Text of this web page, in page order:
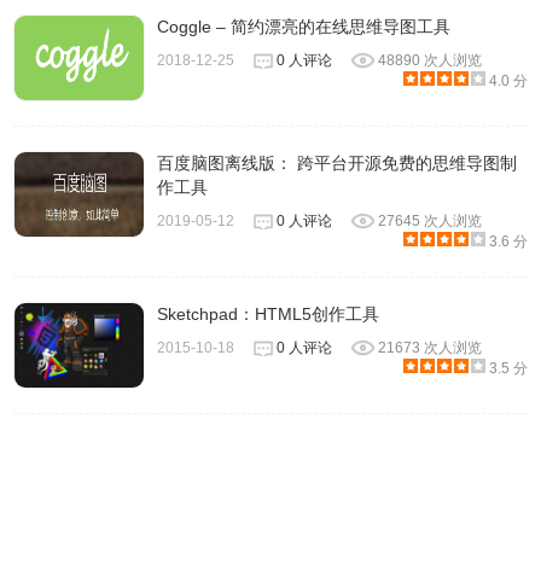
的图形化知识资源。
Coggle – 简约漂亮的在线思维导图工具
2018-12-25 0 人评论
48890 次人浏览
4.0 分
百度脑图离线版： 跨平台开源免费的思维导图制
作工具
2019-05-12 0 人评论
27645 次人浏览
3.6 分
Sketchpad：HTML5创作工具
2015-10-18 0 人评论
21673 次人浏览
3.5 分